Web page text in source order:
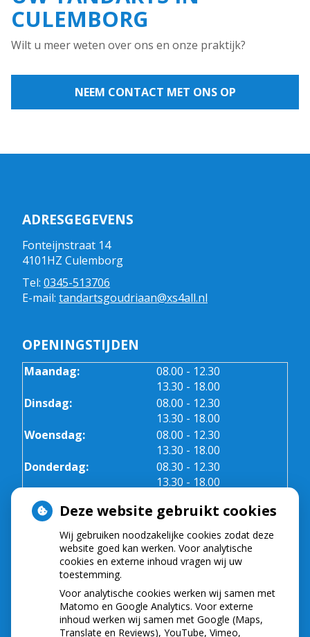
CULEMBORG
Wilt u meer weten over ons en onze praktijk?
NEEM CONTACT MET ONS OP
ADRESGEGEVENS
Fonteijnstraat 14
4101HZ Culemborg
Tel: 0345-513706
E-mail: tandartsgoudriaan@xs4all.nl
OPENINGSTIJDEN
Maandag: 08.00 tot
- 12.30
13.30 tot
- 18.00
Dinsdag:
08.00 tot
- 12.30
13.30 tot
- 18.00
Woensdag:
08.00 tot
- 12.30
13.30 tot
- 18.00
Donderdag:
08.30 tot
- 12.30
13.30 tot
- 18.00
Vrijdag:
NIEUWS
Let op: valse Infomedics-mails over
openstaande rekening
Tanden bleken? Laat het veilig doen!
Gezond tandvlees: de basis voor een gezonde
Deze website gebruikt cookies
Wij gebruiken noodzakelijke cookies zodat deze
website goed kan werken. Voor analytische
cookies en externe inhoud vragen wij uw
toestemming.
Voor analytische cookies werken wij samen met
Matomo en Google Analytics. Voor externe
inhoud werken wij samen met Google (Maps,
Translate en Reviews), YouTube, Vimeo,